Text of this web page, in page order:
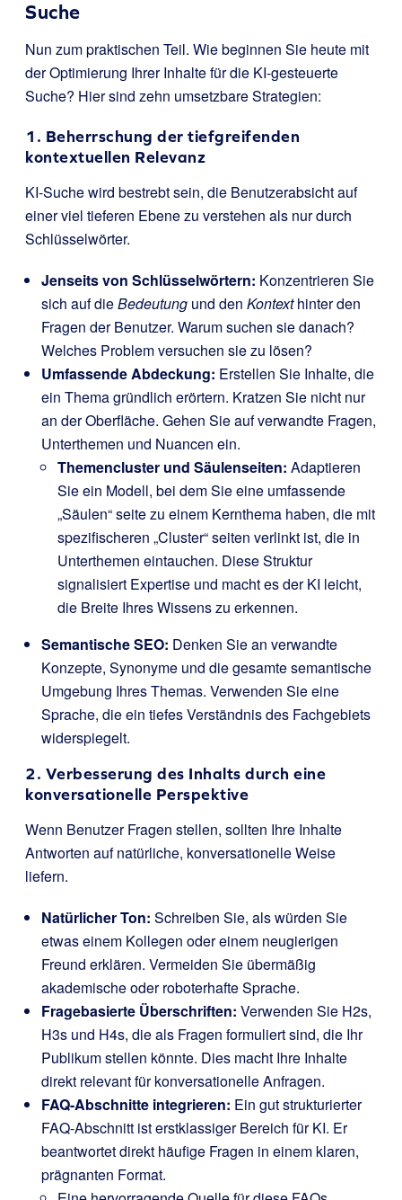
Suche
Nun zum praktischen Teil. Wie beginnen Sie heute mit
der Optimierung Ihrer Inhalte für die KI-gesteuerte
Suche? Hier sind zehn umsetzbare Strategien:
1. Beherrschung der tiefgreifenden
kontextuellen Relevanz
KI-Suche wird bestrebt sein, die Benutzerabsicht auf
einer viel tieferen Ebene zu verstehen als nur durch
Schlüsselwörter.
Jenseits von Schlüsselwörtern: Konzentrieren Sie
sich auf dieBedeutung und den Kontexthinter den
Fragen der Benutzer. Warum suchen sie danach?
Welches Problem versuchen sie zu lösen?
Umfassende Abdeckung: Erstellen Sie Inhalte, die
ein Thema gründlich erörtern. Kratzen Sie nicht nur
an der Oberfläche. Gehen Sie auf verwandte Fragen,
Unterthemen und Nuancen ein.
Themencluster und Säulenseiten: Adaptieren
Sie ein Modell, bei dem Sie eine umfassende
„Säulen“ seite zu einem Kernthema haben, die mit
spezifischeren „Cluster“ seiten verlinkt ist, die in
Unterthemen eintauchen. Diese Struktur
signalisiert Expertise und macht es der KI leicht,
die Breite Ihres Wissens zu erkennen.
Semantische SEO: Denken Sie an verwandte
Konzepte, Synonyme und die gesamte semantische
Umgebung Ihres Themas. Verwenden Sie eine
Sprache, die ein tiefes Verständnis des Fachgebiets
widerspiegelt.
2. Verbesserung des Inhalts durch eine
konversationelle Perspektive
Wenn Benutzer Fragen stellen, sollten Ihre Inhalte
Antworten auf natürliche, konversationelle Weise
liefern.
Natürlicher Ton: Schreiben Sie, als würden Sie
etwas einem Kollegen oder einem neugierigen
Freund erklären. Vermeiden Sie übermäßig
akademische oder roboterhafte Sprache.
Fragebasierte Überschriften: Verwenden Sie H2s,
H3s und H4s, die als Fragen formuliert sind, die Ihr
Publikum stellen könnte. Dies macht Ihre Inhalte
direkt relevant für konversationelle Anfragen.
FAQ-Abschnitte integrieren: Ein gut strukturierter
FAQ-Abschnitt ist erstklassiger Bereich für KI. Er
beantwortet direkt häufige Fragen in einem klaren,
prägnanten Format.